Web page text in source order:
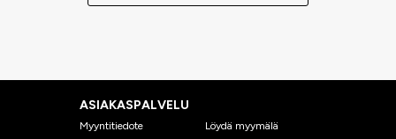
ASIAKASPALVELU
Myyntitiedote
Löydä myymälä